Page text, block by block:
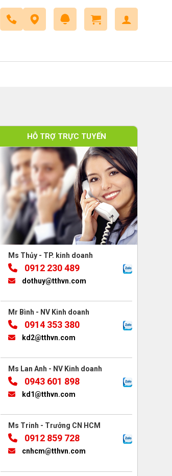
HỖ TRỢ TRỰC TUYẾN
Ms Thủy - TP. kinh doanh
0912 230 489
dothuy@tthvn.com
Mr Bình - NV Kinh doanh
0914 353 380
kd2@tthvn.com
Ms Lan Anh - NV Kinh doanh
0943 601 898
kd1@tthvn.com
Ms Trinh - Trưởng CN HCM
0912 859 728
cnhcm@tthvn.com